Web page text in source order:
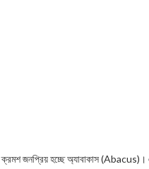
ক্রমশ জনপ্রিয় হচ্ছে অ্যাবাকাস (Abacus)।